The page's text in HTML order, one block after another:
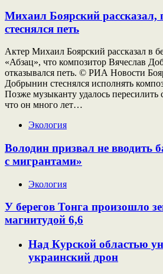
Михаил Боярский
стеснялся петь
Актер Михаил Боярский рассказал в
«Абзац», что композитор Вячеслав
отказывался петь. © РИА Новости
Добрынин стеснялся исполнять
Позже музыканту удалось пересилить
что он много лет…
Экология
Володин призвал не вводить
с мигрантами»
Экология
У берегов Тонга произошло
магнитудой 6,6
Над Курской областью
украинский дрон